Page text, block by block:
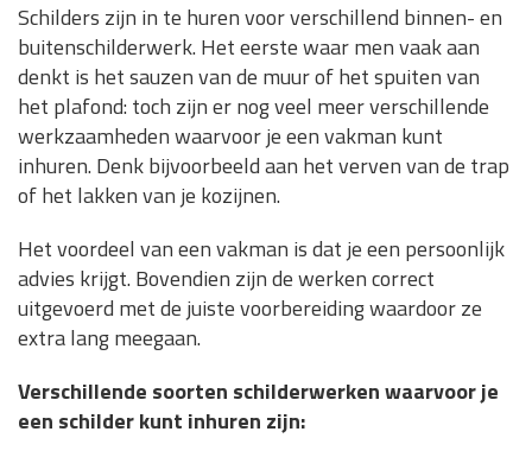
Schilders zijn in te huren voor verschillend binnen- en
buitenschilderwerk. Het eerste waar men vaak aan
denkt is het sauzen van de muur of het spuiten van
het plafond: toch zijn er nog veel meer verschillende
werkzaamheden waarvoor je een vakman kunt
inhuren. Denk bijvoorbeeld aan het verven van de trap
of het lakken van je kozijnen.
Het voordeel van een vakman is dat je een persoonlijk
advies krijgt. Bovendien zijn de werken correct
uitgevoerd met de juiste voorbereiding waardoor ze
extra lang meegaan.
Verschillende soorten schilderwerken waarvoor je
een schilder kunt inhuren zijn: